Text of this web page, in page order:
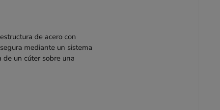
de acero con
mediante un sistema
un cúter sobre una